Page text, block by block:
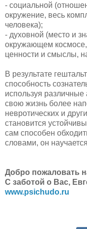
- социальной
окружение, весь
человека);
- духовной (место и
окружающем
ценности и смыслы,
В результате
способность
используя различные
свою жизнь более
невротических и
становится
сам способен
словами, он
Добро пожаловать
С заботой о Вас,
www.psichudo.ru